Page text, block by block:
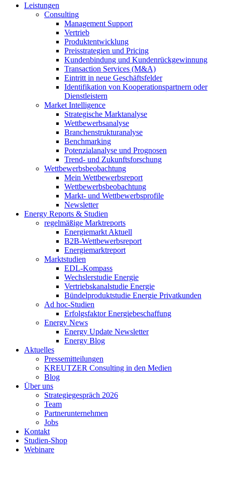
Leistungen
Consulting
Management Support
Vertrieb
Produktentwicklung
Preisstrategien und Pricing
Kundenbindung und Kundenrückgewinnung
Transaction Services (M&A)
Eintritt in neue Geschäftsfelder
Identifikation von Kooperationspartnern oder
Dienstleistern
Market Intelligence
Strategische Marktanalyse
Wettbewerbsanalyse
Branchenstrukturanalyse
Benchmarking
Potenzialanalyse und Prognosen
Trend- und Zukunftsforschung
Wettbewerbs­beobachtung
Mein Wettbewerbsreport
Wettbewerbsbeobachtung
Markt- und Wettbewerbsprofile
Newsletter
Energy Reports & Studien
regelmäßige Marktreports
Energiemarkt Aktuell
B2B-Wettbewerbsreport
Energiemarktreport
Marktstudien
EDL-Kompass
Wechslerstudie Energie
Vertriebskanalstudie Energie
Bündelproduktstudie Energie Privatkunden
Ad hoc-Studien
Erfolgsfaktor Energiebeschaffung
Energy News
Energy Update Newsletter
Energy Blog
Aktuelles
Pressemitteilungen
KREUTZER Consulting in den Medien
Blog
Über uns
Strategiegespräch 2026
Team
Partnerunternehmen
Jobs
Kontakt
Studien-Shop
Webinare